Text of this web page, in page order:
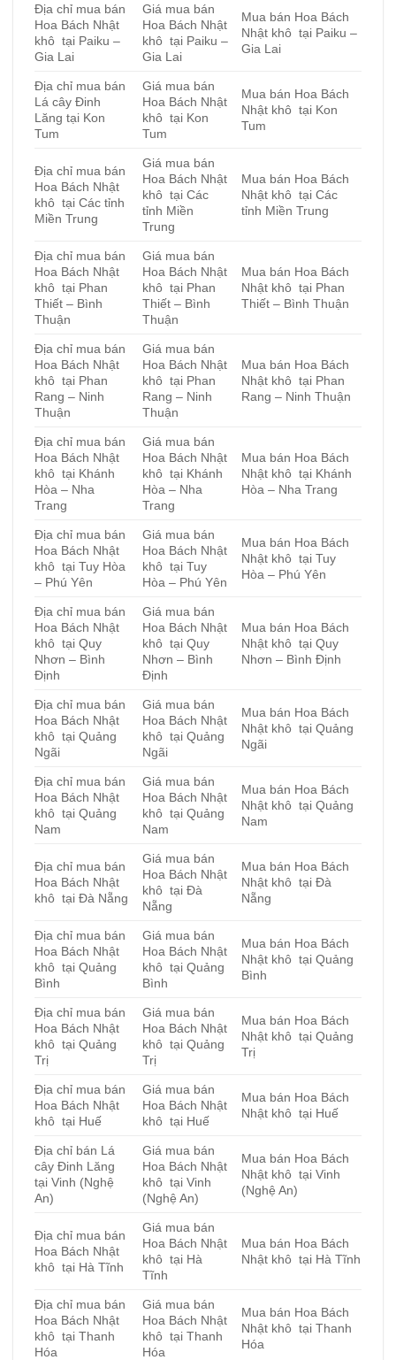
Địa chỉ mua bán
Hoa Bách Nhật
khô tại Paiku –
Gia Lai
Giá mua bán
Hoa Bách Nhật
khô tại Paiku –
Gia Lai
Mua bán Hoa Bách
Nhật khô tại Paiku –
Gia Lai
Địa chỉ mua bán
Lá cây Đinh
Lăng tại Kon
Tum
Giá mua bán
Hoa Bách Nhật
khô tại Kon
Tum
Mua bán Hoa Bách
Nhật khô tại Kon
Tum
Địa chỉ mua bán
Hoa Bách Nhật
khô tại Các tỉnh
Miền Trung
Giá mua bán
Hoa Bách Nhật
khô tại Các
tỉnh Miền
Trung
Mua bán Hoa Bách
Nhật khô tại Các
tỉnh Miền Trung
Địa chỉ mua bán
Hoa Bách Nhật
khô tại Phan
Thiết – Bình
Thuận
Giá mua bán
Hoa Bách Nhật
khô tại Phan
Thiết – Bình
Thuận
Mua bán Hoa Bách
Nhật khô tại Phan
Thiết – Bình Thuận
Địa chỉ mua bán
Hoa Bách Nhật
khô tại Phan
Rang – Ninh
Thuận
Giá mua bán
Hoa Bách Nhật
khô tại Phan
Rang – Ninh
Thuận
Mua bán Hoa Bách
Nhật khô tại Phan
Rang – Ninh Thuận
Địa chỉ mua bán
Hoa Bách Nhật
khô tại Khánh
Hòa – Nha
Trang
Giá mua bán
Hoa Bách Nhật
khô tại Khánh
Hòa – Nha
Trang
Mua bán Hoa Bách
Nhật khô tại Khánh
Hòa – Nha Trang
Địa chỉ mua bán
Hoa Bách Nhật
khô tại Tuy Hòa
– Phú Yên
Giá mua bán
Hoa Bách Nhật
khô tại Tuy
Hòa – Phú Yên
Mua bán Hoa Bách
Nhật khô tại Tuy
Hòa – Phú Yên
Địa chỉ mua bán
Hoa Bách Nhật
khô tại Quy
Nhơn – Bình
Định
Giá mua bán
Hoa Bách Nhật
khô tại Quy
Nhơn – Bình
Định
Mua bán Hoa Bách
Nhật khô tại Quy
Nhơn – Bình Định
Địa chỉ mua bán
Hoa Bách Nhật
khô tại Quảng
Ngãi
Giá mua bán
Hoa Bách Nhật
khô tại Quảng
Ngãi
Mua bán Hoa Bách
Nhật khô tại Quảng
Ngãi
Địa chỉ mua bán
Hoa Bách Nhật
khô tại Quảng
Nam
Giá mua bán
Hoa Bách Nhật
khô tại Quảng
Nam
Mua bán Hoa Bách
Nhật khô tại Quảng
Nam
Địa chỉ mua bán
Hoa Bách Nhật
khô tại Đà Nẵng
Giá mua bán
Hoa Bách Nhật
khô tại Đà
Nẵng
Mua bán Hoa Bách
Nhật khô tại Đà
Nẵng
Địa chỉ mua bán
Hoa Bách Nhật
khô tại Quảng
Bình
Giá mua bán
Hoa Bách Nhật
khô tại Quảng
Bình
Mua bán Hoa Bách
Nhật khô tại Quảng
Bình
Địa chỉ mua bán
Hoa Bách Nhật
khô tại Quảng
Trị
Giá mua bán
Hoa Bách Nhật
khô tại Quảng
Trị
Mua bán Hoa Bách
Nhật khô tại Quảng
Trị
Địa chỉ mua bán
Hoa Bách Nhật
khô tại Huế
Giá mua bán
Hoa Bách Nhật
khô tại Huế
Mua bán Hoa Bách
Nhật khô tại Huế
Địa chỉ bán Lá
cây Đinh Lăng
tại Vinh (Nghệ
An)
Giá mua bán
Hoa Bách Nhật
khô tại Vinh
(Nghệ An)
Mua bán Hoa Bách
Nhật khô tại Vinh
(Nghệ An)
Địa chỉ mua bán
Hoa Bách Nhật
khô tại Hà Tĩnh
Giá mua bán
Hoa Bách Nhật
khô tại Hà
Tĩnh
Mua bán Hoa Bách
Nhật khô tại Hà Tĩnh
Địa chỉ mua bán
Hoa Bách Nhật
khô tại Thanh
Hóa
Giá mua bán
Hoa Bách Nhật
khô tại Thanh
Hóa
Mua bán Hoa Bách
Nhật khô tại Thanh
Hóa